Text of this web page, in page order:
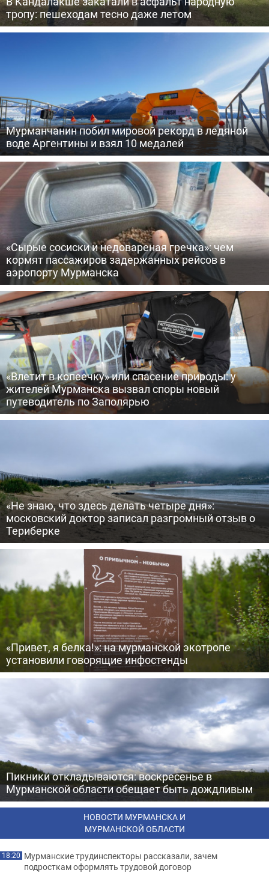
тропу: пешеходам тесно даже летом
Мурманчанин побил мировой рекорд в ледяной
воде Аргентины и взял 10 медалей
«Сырые сосиски и недовареная гречка»: чем
кормят пассажиров задержанных рейсов в
аэропорту Мурманска
«Влетит в копеечку» или спасение природы: у
жителей Мурманска вызвал споры новый
путеводитель по Заполярью
«Не знаю, что здесь делать четыре дня»:
московский доктор записал разгромный отзыв о
Териберке
«Привет, я белка!»: на мурманской экотропе
установили говорящие инфостенды
Пикники откладываются: воскресенье в
Мурманской области обещает быть дождливым
НОВОСТИ МУРМАНСКА И
МУРМАНСКОЙ ОБЛАСТИ
18:20 Мурманские трудинспекторы рассказали, зачем
подросткам оформлять трудовой договор